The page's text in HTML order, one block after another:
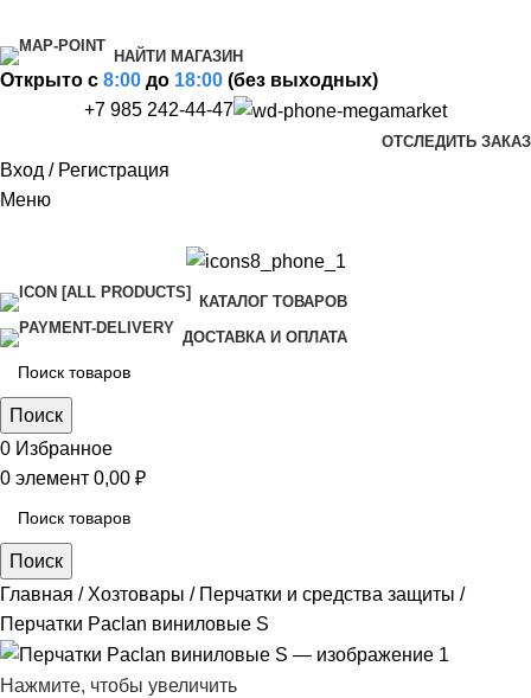
НАЙТИ МАГАЗИН
Открыто c 8:00 до 18:00 (без выходных)
+7 985 242-44-47
ОТСЛЕДИТЬ ЗАКАЗ
Вход / Регистрация
Меню
КАТАЛОГ ТОВАРОВ
ДОСТАВКА И ОПЛАТА
Поиск
0 Избранное
0 элемент 0,00 ₽
Поиск
Главная
Хозтовары
Перчатки и средства защиты
Перчатки Paclan виниловые S
Нажмите, чтобы увеличить